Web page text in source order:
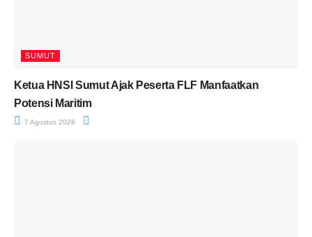
SUMUT
Ketua HNSI Sumut Ajak Peserta FLF Manfaatkan
Potensi Maritim
7 Agustus 2026